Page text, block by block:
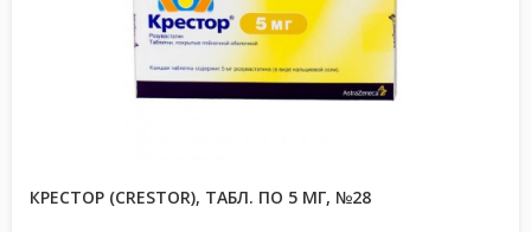
КРЕСТОР (CRESTOR), ТАБЛ. ПО 5 МГ, №28